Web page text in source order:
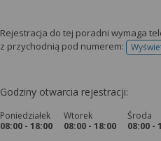
Rejestracja do tej poradni wymaga
z przychodnią pod numerem:
Godziny otwarcia rejestracji:
Poniedziałek
08:00 - 18:00
Wtorek
08:00 - 18:00
Środa
08:00 -